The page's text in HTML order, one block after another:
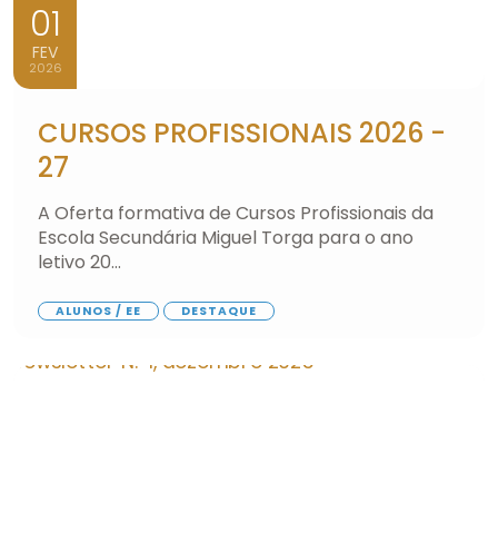
01
FEV
2026
CURSOS PROFISSIONAIS 2026 -
27
A Oferta formativa de Cursos Profissionais da
Escola Secundária Miguel Torga para o ano
letivo 20...
ALUNOS / EE DESTAQUE